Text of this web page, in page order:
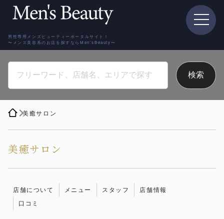
男性専用メンズビューティーポータルサイト！
〜メンズ美容系のお店を探すならMen'sBeauty〜
美癒サロン
美癒サロン
店舗について メニュー スタッフ
店舗情報
口コミ